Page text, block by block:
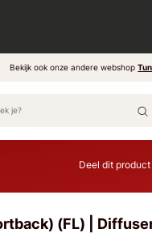
Bekijk ook onze andere webshop
Deel dit product
(FL) |